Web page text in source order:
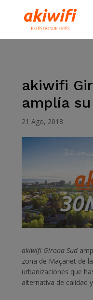
akiwifi
amplía
21 Ago, 2018
akiwifi Girona Sud
zona de Maçanet de
urbanizaciones que
alternativa de calidad